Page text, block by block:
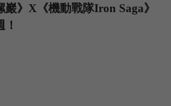
》 X《機動戰隊Iron Saga》
！